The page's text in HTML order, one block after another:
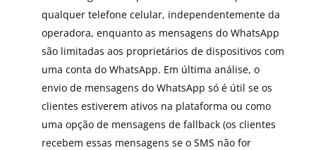
qualquer telefone celular, independentemente da
operadora, enquanto as mensagens do WhatsApp
são limitadas aos proprietários de dispositivos com
uma conta do WhatsApp. Em última análise, o
envio de mensagens do WhatsApp só é útil se os
clientes estiverem ativos na plataforma ou como
uma opção de mensagens de fallback (os clientes
recebem essas mensagens se o SMS não for